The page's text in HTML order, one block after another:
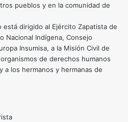
pueblos y en la comunidad de
dirigido al Ejército Zapatista de
Nacional Indígena, Consejo
Insumisa, a la Misión Civil de
de derechos humanos
a los hermanos y hermanas de